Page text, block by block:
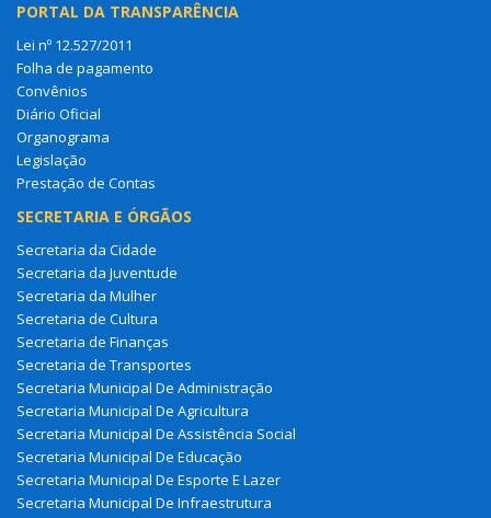
PORTAL DA TRANSPARÊNCIA
Lei nº 12.527/2011
Folha de pagamento
Convênios
Diário Oficial
Organograma
Legislação
Prestação de Contas
SECRETARIA E ÓRGÃOS
Secretaria da Cidade
Secretaria da Juventude
Secretaria da Mulher
Secretaria de Cultura
Secretaria de Finanças
Secretaria de Transportes
Secretaria Municipal De Administração
Secretaria Municipal De Agricultura
Secretaria Municipal De Assistência Social
Secretaria Municipal De Educação
Secretaria Municipal De Esporte E Lazer
Secretaria Municipal De Infraestrutura